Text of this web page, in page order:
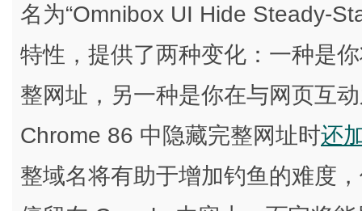
名为“Omnibox UI Hide Steady-
特性，提供了两种变化：一种是
整网址，另一种是你在与网页互
Chrome 86 中隐藏完整网址时还
整域名将有助于增加钓鱼的难度